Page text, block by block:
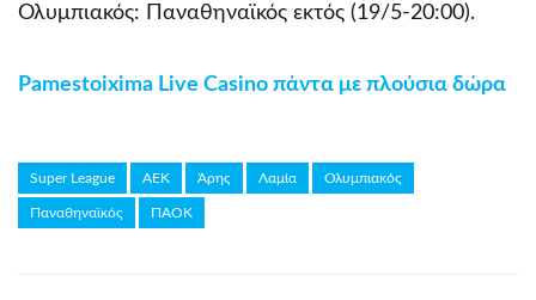
Ολυμπιακός: Παναθηναϊκός εκτός (19/5-20:00).
Pamestoixima Live Casino πάντα με πλούσια δώρα
Super League ΑΕΚ Άρης Λαμία Ολυμπιακός
Παναθηναϊκός ΠΑΟΚ